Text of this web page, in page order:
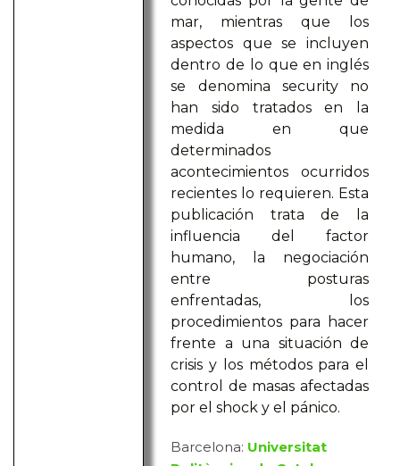
mar, mientras que los
aspectos que se incluyen
dentro de lo que en inglés
se denomina security no
han sido tratados en la
medida en que
determinados
acontecimientos ocurridos
recientes lo requieren. Esta
publicación trata de la
influencia del factor
humano, la negociación
entre posturas
enfrentadas, los
procedimientos para hacer
frente a una situación de
crisis y los métodos para el
control de masas afectadas
por el shock y el pánico.
Barcelona: Universitat